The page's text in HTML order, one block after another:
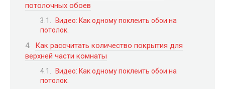
потолочных обоев
Видео: Как одному поклеить обои на
потолок.
Как рассчитать количество покрытия для
верхней части комнаты
Видео: Как одному поклеить обои на
потолок.